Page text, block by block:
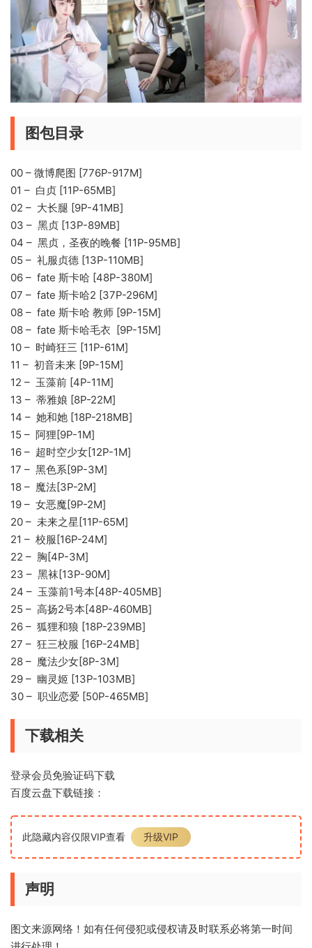
图包目录
00 – 微博爬图 [776P-917M]
01 – 白贞 [11P-65MB]
02 – 大长腿 [9P-41MB]
03 – 黑贞 [13P-89MB]
04 – 黑贞，圣夜的晚餐 [11P-95MB]
05 – 礼服贞德 [13P-110MB]
06 – fate 斯卡哈 [48P-380M]
07 – fate 斯卡哈2 [37P-296M]
08 – fate 斯卡哈 教师 [9P-15M]
08 – fate 斯卡哈毛衣 [9P-15M]
10 – 时崎狂三 [11P-61M]
11 – 初音未来 [9P-15M]
12 – 玉藻前 [4P-11M]
13 – 蒂雅娘 [8P-22M]
14 – 她和她 [18P-218MB]
15 – 阿狸[9P-1M]
16 – 超时空少女[12P-1M]
17 – 黑色系[9P-3M]
18 – 魔法[3P-2M]
19 – 女恶魔[9P-2M]
20 – 未来之星[11P-65M]
21 – 校服[16P-24M]
22 – 胸[4P-3M]
23 – 黑袜[13P-90M]
24 – 玉藻前1号本[48P-405MB]
25 – 高扬2号本[48P-460MB]
26 – 狐狸和狼 [18P-239MB]
27 – 狂三校服 [16P-24MB]
28 – 魔法少女[8P-3M]
29 – 幽灵姬 [13P-103MB]
30 – 职业恋爱 [50P-465MB]
下载相关
登录会员免验证码下载
百度云盘下载链接：
此隐藏内容仅限VIP查看 升级VIP
声明
图文来源网络！如有任何侵犯或侵权请及时联系必将第一时间